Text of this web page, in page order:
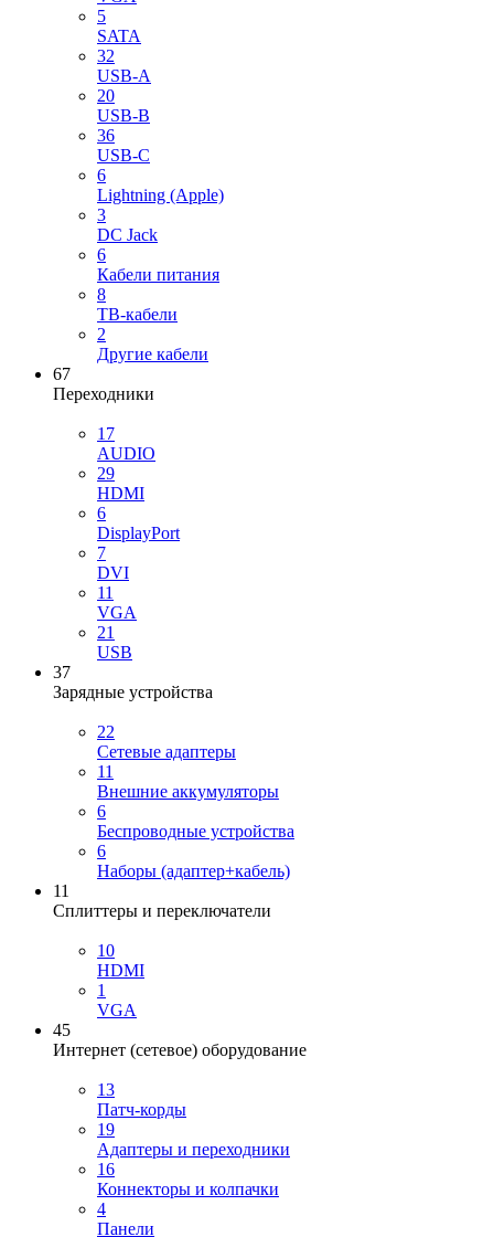
5
SATA
32
USB-A
20
USB-B
36
USB-C
6
Lightning (Apple)
3
DC Jack
6
Кабели питания
8
ТВ-кабели
2
Другие кабели
67
Переходники
17
AUDIO
29
HDMI
6
DisplayPort
7
DVI
11
VGA
21
USB
37
Зарядные устройства
22
Сетевые адаптеры
11
Внешние аккумуляторы
6
Беспроводные устройства
6
Наборы (адаптер+кабель)
11
Сплиттеры и переключатели
10
HDMI
1
VGA
45
Интернет (сетевое) оборудование
13
Патч-корды
19
Адаптеры и переходники
16
Коннекторы и колпачки
4
Панели